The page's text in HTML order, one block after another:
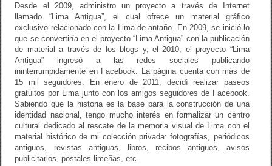
Desde el 2009, administro un proyecto a través de Internet
llamado “Lima Antigua”, el cual ofrece un material gráﬁco
exclusivo relacionado con la Lima de antaño. En 2009, se inició lo
que se convertiría en el proyecto “Lima Antigua” con la publicación
de material a través de los blogs y, el 2010, el proyecto “Lima
Antigua” ingresó a las redes sociales publicando
ininterrumpidamente en Facebook. La página cuenta con más de
15 mil seguidores. En enero de 2011, decidí realizar paseos
gratuitos por Lima junto con los amigos seguidores de Facebook.
Sabiendo que la historia es la base para la construcción de una
identidad nacional, tengo mucho interés en formalizar un centro
cultural dedicado al rescate de la memoria visual de Lima con el
material histórico de mi colección privada: fotografías, periódicos
antiguos, revistas antiguas, libros, recibos antiguos, avisos
publicitarios, postales limeñas, etc.